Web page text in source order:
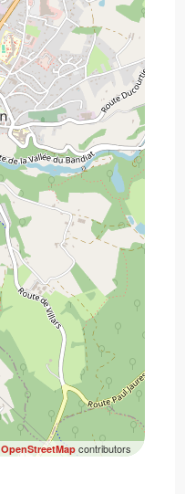
OpenStreetMapcontributors